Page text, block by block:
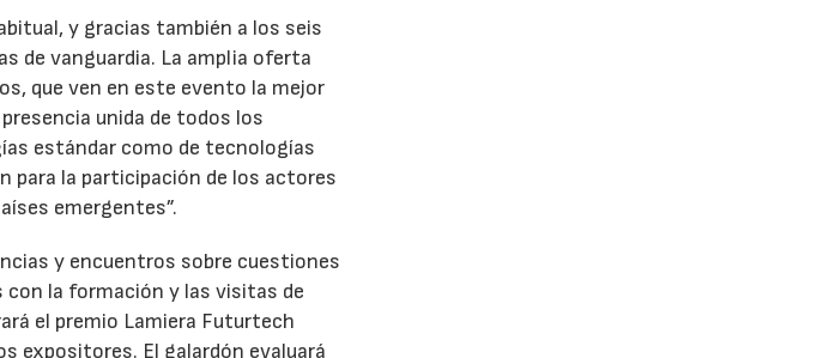
y gracias también a los seis
de vanguardia. La amplia oferta
que ven en este evento la mejor
unida de todos los
estándar como de tecnologías
la participación de los actores
emergentes”.
y encuentros sobre cuestiones
con la formación y las visitas de
el premio Lamiera Futurtech
expositores. El galardón evaluará